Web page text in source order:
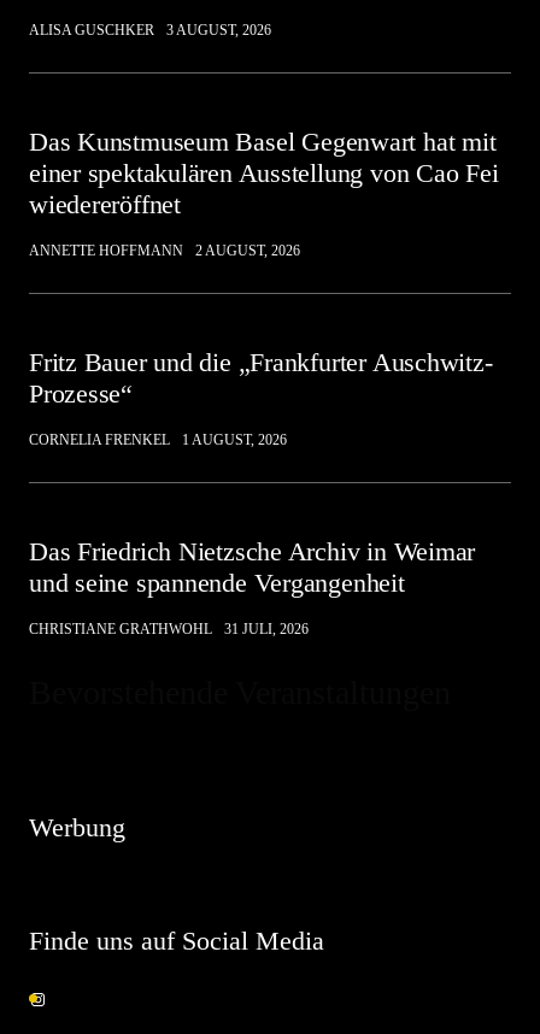
ALISA GUSCHKER 3 AUGUST, 2026
Das Kunstmuseum Basel Gegenwart hat mit
einer spektakulären Ausstellung von Cao Fei
wiedereröffnet
ANNETTE HOFFMANN 2 AUGUST, 2026
Fritz Bauer und die „Frankfurter Auschwitz-
Prozesse“
CORNELIA FRENKEL 1 AUGUST, 2026
Das Friedrich Nietzsche Archiv in Weimar
und seine spannende Vergangenheit
CHRISTIANE GRATHWOHL 31 JULI, 2026
Werbung
Finde uns auf Social Media